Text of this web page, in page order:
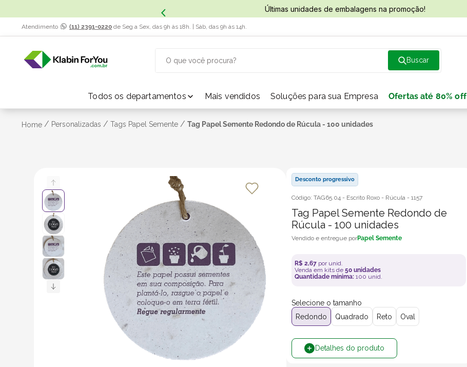
Últimas unidades de embalagens na promoção!
Atendimento (11) 2391-0220 de Seg a Sex, das 9h às 18h. | Sáb, das 9h às 14h.
Todos os departamentos Mais vendidos Soluções para sua Empresa Ofertas até 80% off
Home / Personalizadas / Tags Papel Semente / Tag Papel Semente Redondo de Rúcula - 100 unidades
Desconto progressivo
Código: TAG65.04 - Escrito Roxo - Rúcula - 1157
Tag Papel Semente Redondo de
Rúcula - 100 unidades
Papel Semente
R$ 2,67 por unid.
Venda em kits de 50 unidades
Quantidade mínima: 100 unid.
Selecione o tamanho
Redondo
Quadrado Reto Oval
Detalhes do produto
TERMOS MAIS BUSCADOS
1º caixa papelão
transporte
º bebida
6 º caixas
7º café
º papel semente
bebidas